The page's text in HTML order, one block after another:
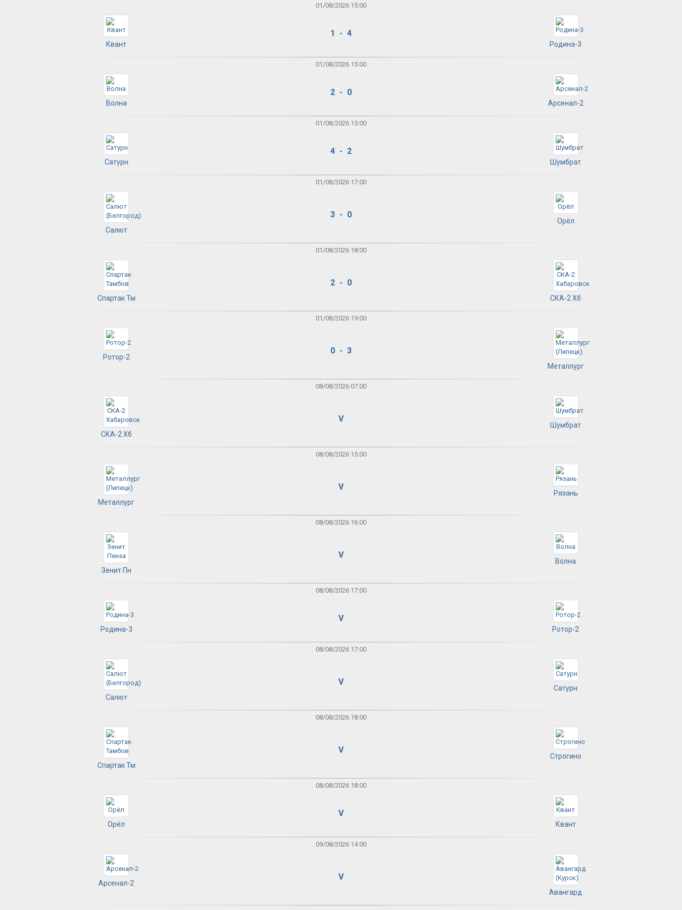
01/08/2026 15:00
Квант
1 - 4
Родина-3
01/08/2026 15:00
Волна
2 - 0
Арсенал-2
01/08/2026 15:00
Сатурн
4 - 2
Шумбрат
01/08/2026 17:00
Салют
3 - 0
Орёл
01/08/2026 18:00
Спартак Тм
2 - 0
СКА-2 Хб
01/08/2026 19:00
Ротор-2
0 - 3
Металлург
08/08/2026 07:00
СКА-2 Хб
V
Шумбрат
08/08/2026 15:00
Металлург
V
Рязань
08/08/2026 16:00
Зенит Пн
V
Волна
08/08/2026 17:00
Родина-3
V
Ротор-2
08/08/2026 17:00
Салют
V
Сатурн
08/08/2026 18:00
Спартак Тм
V
Строгино
08/08/2026 18:00
Орёл
V
Квант
09/08/2026 14:00
Арсенал-2
V
Авангард